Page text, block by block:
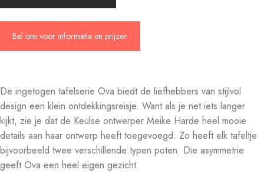
Bel ons voor informatie en prijzen
De ingetogen tafelserie Ova biedt de liefhebbers van stijlvol
design een klein ontdekkingsreisje. Want als je net iets langer
kijkt, zie je dat de Keulse ontwerper Meike Harde heel mooie
details aan haar ontwerp heeft toegevoegd. Zo heeft elk tafeltje
bijvoorbeeld twee verschillende typen poten. Die asymmetrie
geeft Ova een heel eigen gezicht.